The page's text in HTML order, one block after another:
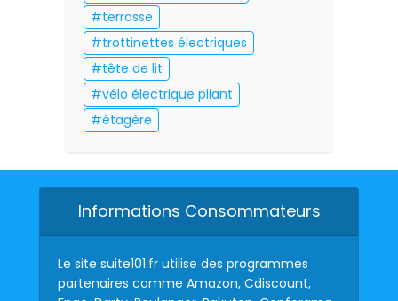
terrasse
trottinettes électriques
tête de lit
vélo électrique pliant
étagère
Informations Consommateurs
Le site suite101.fr utilise des programmes
partenaires comme Amazon, Cdiscount,